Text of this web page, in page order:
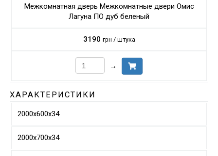
Межкомнатная дверь Межкомнатные двери Омис
Лагуна ПО дуб беленый
3190 грн / штука
→
ХАРАКТЕРИСТИКИ
2000х600х34
2000х700х34